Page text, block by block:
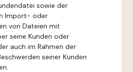
sowie der
Import- oder
von Dateien mit
seine Kunden oder
auch im Rahmen der
seiner Kunden